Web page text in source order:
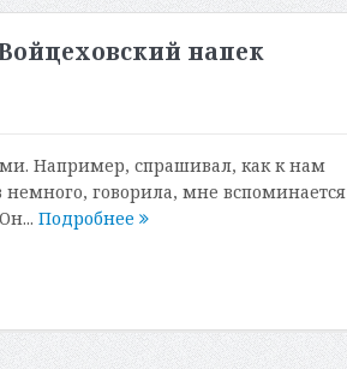
напек
Например, спрашивал, как к нам
говорила, мне вспоминается
Подробнее